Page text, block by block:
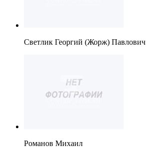
Светлик Георгий (Жорж) Павлович
Романов Михаил